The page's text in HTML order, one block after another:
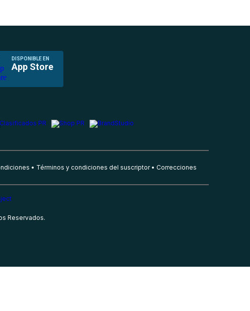
DISPONIBLE EN
App Store
Términos y condiciones del suscriptor Correcciones
Reservados.